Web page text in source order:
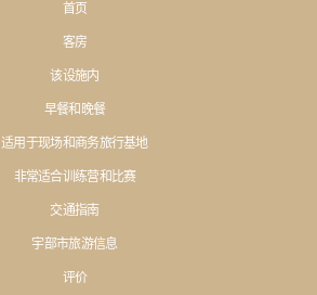
首页
客房
该设施内
早餐和晚餐
适用于现场和商务旅行基地
非常适合训练营和比赛
交通指南
宇部市旅游信息
评价